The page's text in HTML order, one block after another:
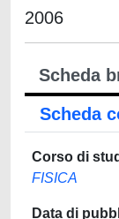
2006
Scheda
Scheda
Corso di
FISICA
Data di